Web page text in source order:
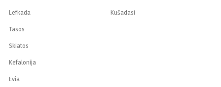
Lefkada
Tasos
Skiatos
Kefalonija
Evia
Kušadasi